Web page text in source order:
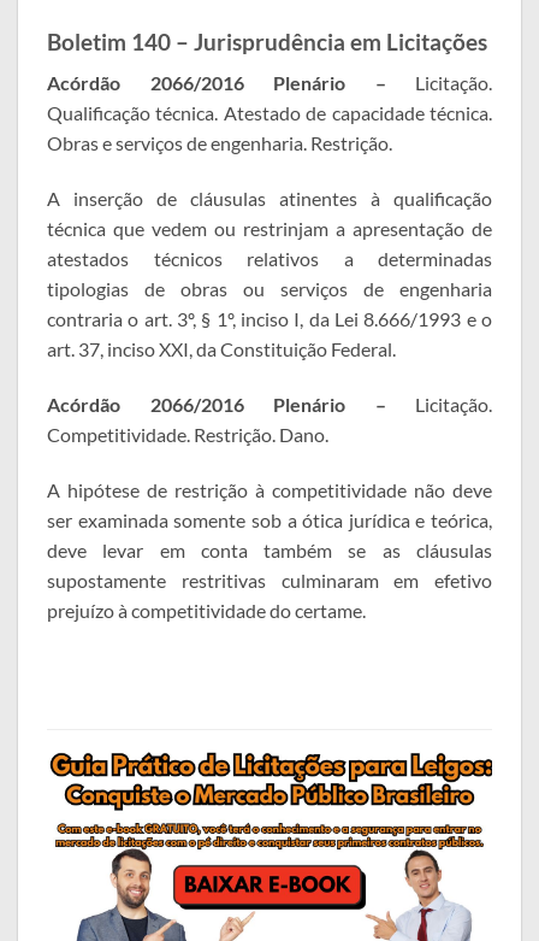
Boletim 140 – Jurisprudência em Licitações
Acórdão 2066/2016 Plenário – Licitação.
Qualificação técnica. Atestado de capacidade técnica.
Obras e serviços de engenharia. Restrição.
A inserção de cláusulas atinentes à qualificação
técnica que vedem ou restrinjam a apresentação de
atestados técnicos relativos a determinadas
tipologias de obras ou serviços de engenharia
contraria o art. 3º, § 1º, inciso I, da Lei 8.666/1993 e o
art. 37, inciso XXI, da Constituição Federal.
Acórdão 2066/2016 Plenário – Licitação.
Competitividade. Restrição. Dano.
A hipótese de restrição à competitividade não deve
ser examinada somente sob a ótica jurídica e teórica,
deve levar em conta também se as cláusulas
supostamente restritivas culminaram em efetivo
prejuízo à competitividade do certame.